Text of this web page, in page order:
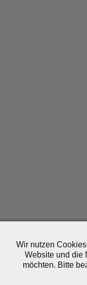
Wir nutzen
Website und die
möchten. Bitte